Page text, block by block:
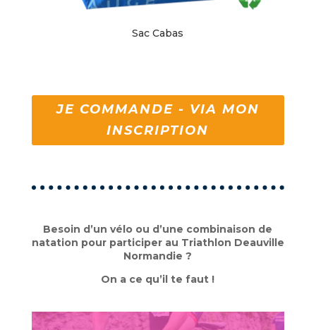
Sac Cabas
JE COMMANDE - VIA MON
INSCRIPTION
Besoin d’un vélo ou d’une combinaison de
natation pour participer au Triathlon Deauville
Normandie ?
On a ce qu’il te faut !